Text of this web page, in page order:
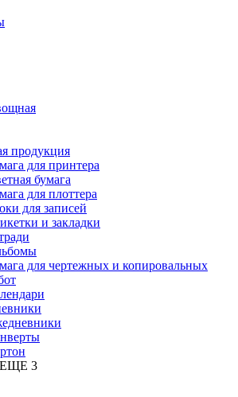
продукция
для принтера
бумага
для плоттера
для записей
и закладки
для чертежных и копировальных
3